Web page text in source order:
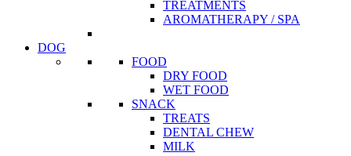
TREATMENTS
AROMATHERAPY / SPA
DOG
FOOD
DRY FOOD
WET FOOD
SNACK
TREATS
DENTAL CHEW
MILK